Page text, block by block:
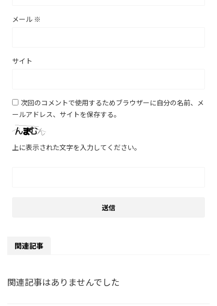
メール ※
サイト
次回のコメントで使用するためブラウザーに自分の名前、メ
ールアドレス、サイトを保存する。
上に表示された文字を入力してください。
関連記事
関連記事はありませんでした